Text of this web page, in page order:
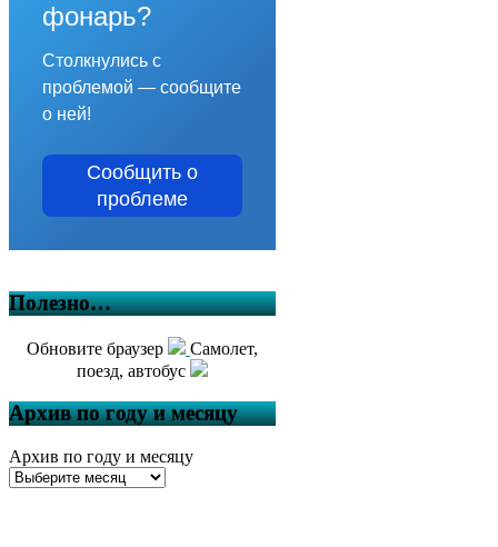
фонарь?
Столкнулись с
проблемой — сообщите
о ней!
Сообщить о
проблеме
Полезно…
Обновите браузер
Самолет,
поезд, автобус
Архив по году и месяцу
Архив по году и месяцу